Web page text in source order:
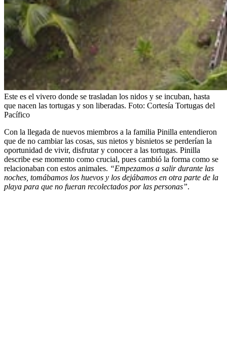
Este es el vivero donde se trasladan los nidos y se incuban, hasta
que nacen las tortugas y son liberadas. Foto: Cortesía Tortugas del
Pacífico
Con la llegada de nuevos miembros a la familia Pinilla entendieron
que de no cambiar las cosas, sus nietos y bisnietos se perderían la
oportunidad de vivir, disfrutar y conocer a las tortugas. Pinilla
describe ese momento como crucial, pues cambió la forma como se
relacionaban con estos animales. “Empezamos a salir durante las
noches, tomábamos los huevos y los dejábamos en otra parte de la
playa para que no fueran recolectados por las personas”.